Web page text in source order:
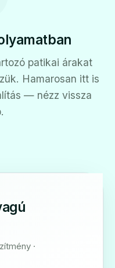
patikai árakat
Hamarosan itt is
— nézz vissza
·